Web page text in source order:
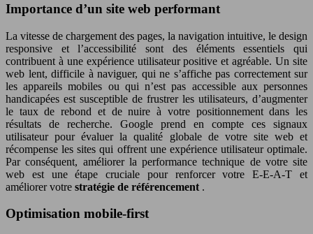
Importance d’un site web performant
La vitesse de chargement des pages, la navigation intuitive, le design
responsive et l’accessibilité sont des éléments essentiels qui
contribuent à une expérience utilisateur positive et agréable. Un site
web lent, difficile à naviguer, qui ne s’affiche pas correctement sur
les appareils mobiles ou qui n’est pas accessible aux personnes
handicapées est susceptible de frustrer les utilisateurs, d’augmenter
le taux de rebond et de nuire à votre positionnement dans les
résultats de recherche. Google prend en compte ces signaux
utilisateur pour évaluer la qualité globale de votre site web et
récompense les sites qui offrent une expérience utilisateur optimale.
Par conséquent, améliorer la performance technique de votre site
web est une étape cruciale pour renforcer votre E-E-A-T et
améliorer votre stratégie de référencement .
Optimisation mobile-first